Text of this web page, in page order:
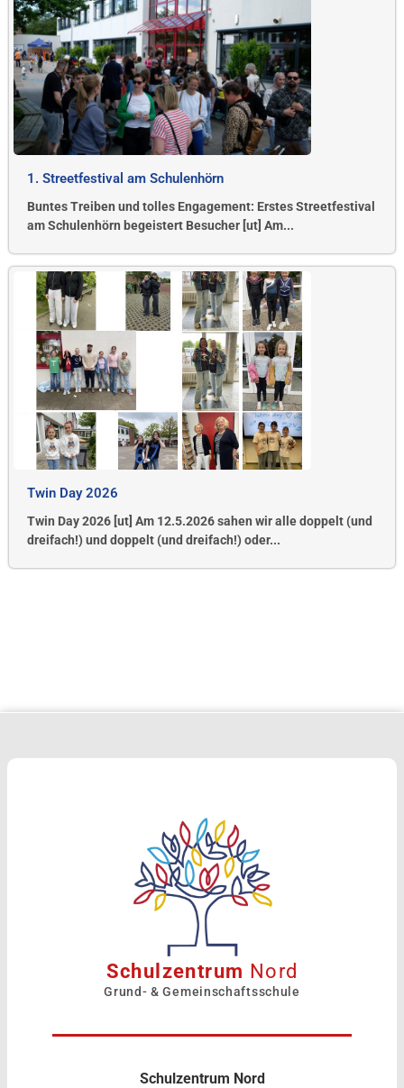
1. Streetfestival am Schulenhörn
Buntes Treiben und tolles Engagement: Erstes Streetfestival
am Schulenhörn begeistert Besucher [ut] Am...
Twin Day 2026
Twin Day 2026 [ut] Am 12.5.2026 sahen wir alle doppelt (und
dreifach!) und doppelt (und dreifach!) oder...
Schulzentrum Nord
Grund- & Gemeinschaftsschule
Schulzentrum Nord